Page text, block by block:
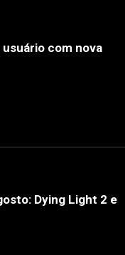
com nova
Dying Light 2 e